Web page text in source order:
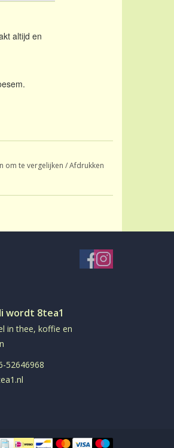
altijd en
om te vergelijken /Afdrukken
wordt 8tea1
in thee, koffie en
52646968